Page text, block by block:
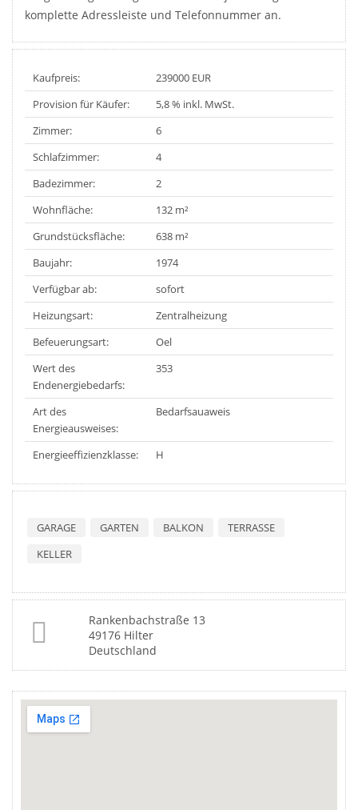
komplette Adressleiste und Telefonnummer an.
Kaufpreis:
239000 EUR
Provision für Käufer:
5,8 % inkl. MwSt.
Zimmer:
6
Schlafzimmer:
4
Badezimmer:
2
Wohnfläche:
132 m²
Grundstücksfläche:
638 m²
Baujahr:
1974
Verfügbar ab:
sofort
Heizungsart:
Zentralheizung
Befeuerungsart:
Oel
Wert des
Endenergiebedarfs:
353
Art des
Energieausweises:
Bedarfsauaweis
Energieeffizienzklasse: H
GARAGE GARTEN BALKON
TERRASSE
KELLER
Rankenbachstraße 13
49176 Hilter
Deutschland